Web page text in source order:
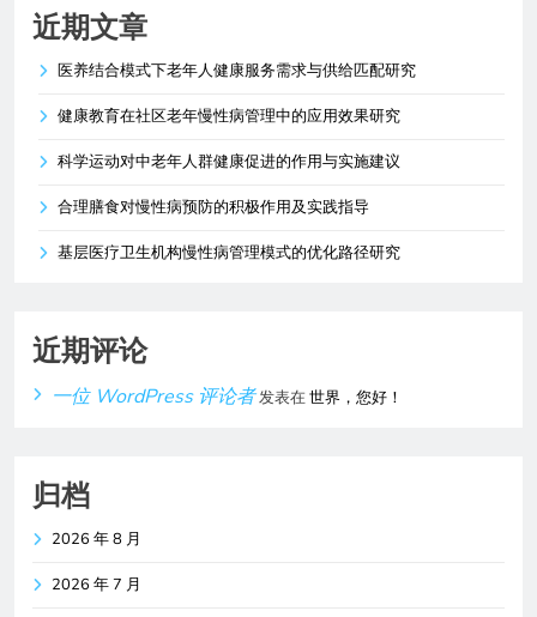
近期文章
医养结合模式下老年人健康服务需求与供给匹配研究
健康教育在社区老年慢性病管理中的应用效果研究
科学运动对中老年人群健康促进的作用与实施建议
合理膳食对慢性病预防的积极作用及实践指导
基层医疗卫生机构慢性病管理模式的优化路径研究
近期评论
一位 WordPress 评论者发表在世界，您好！
归档
2026 年 8 月
2026 年 7 月